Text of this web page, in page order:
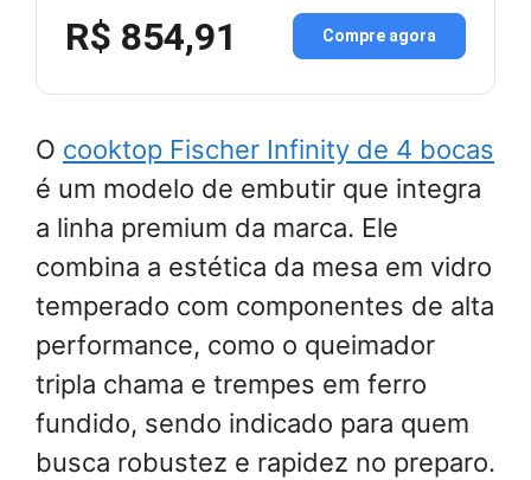
R$ 854,91 Compre agora
O cooktop Fischer Infinity de 4 bocas
é um modelo de embutir que integra
a linha premium da marca. Ele
combina a estética da mesa em vidro
temperado com componentes de alta
performance, como o queimador
tripla chama e trempes em ferro
fundido, sendo indicado para quem
busca robustez e rapidez no preparo.